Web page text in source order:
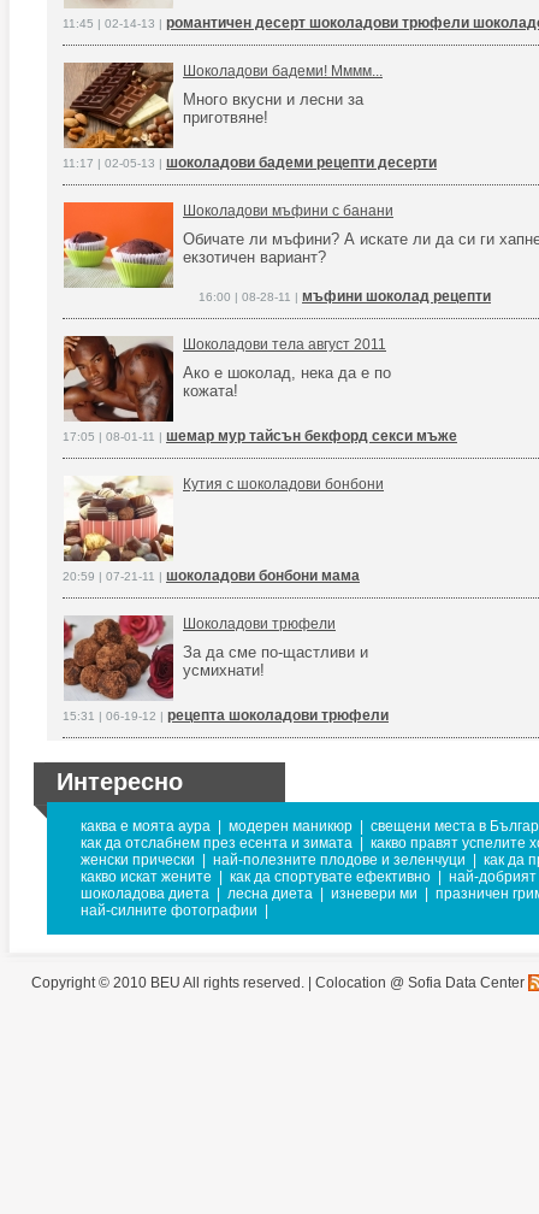
11:45 | 02-14-13 | романтичен десерт шоколадови трюфели
Шоколадови бадеми! Мммм...
Много вкусни и лесни за
приготвяне!
11:17 | 02-05-13 | шоколадови бадеми рецепти десерти
Шоколадови мъфини с банани
Обичате ли мъфини? А искате ли да си ги
екзотичен вариант?
16:00 | 08-28-11 | мъфини шоколад рецепти
Шоколадови тела август 2011
Ако е шоколад, нека да е по
кожата!
17:05 | 08-01-11 | шемар мур тайсън бекфорд секси мъже
Кутия с шоколадови бонбони
20:59 | 07-21-11 | шоколадови бонбони мама
Шоколадови трюфели
За да сме по-щастливи и
усмихнати!
15:31 | 06-19-12 | рецепта шоколадови трюфели
Интересно
каква е моята аура модерен маникюр
свещени места в
как да отслабнем през есента и зимата
какво правят успелите
женски прически
най-полезните плодове и зеленчуци
как да
какво искат жените
как да спортувате ефективно
най-добрият
шоколадова диета
лесна диета изневери ми
празничен
най-силните фотографии
Copyright © 2010 BEU All rights reserved. | Colocation @ Sofia Data Center